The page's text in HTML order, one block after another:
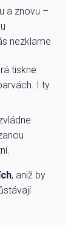
a znovu –
nezklame
tiskne
I ty
, aniž by